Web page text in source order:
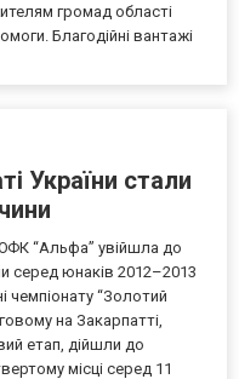
громад області
Благодійні вантажі
України стали
“Альфа” увійшла до
серед юнаків 2012–2013
чемпіонату “Золотий
на Закарпатті,
етап, дійшли до
місці серед 11